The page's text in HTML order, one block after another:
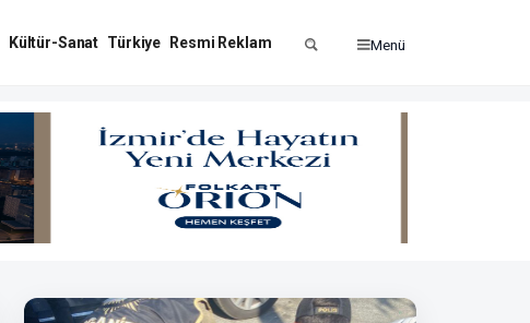
Kültür-Sanat Türkiye Resmi Reklam Menü